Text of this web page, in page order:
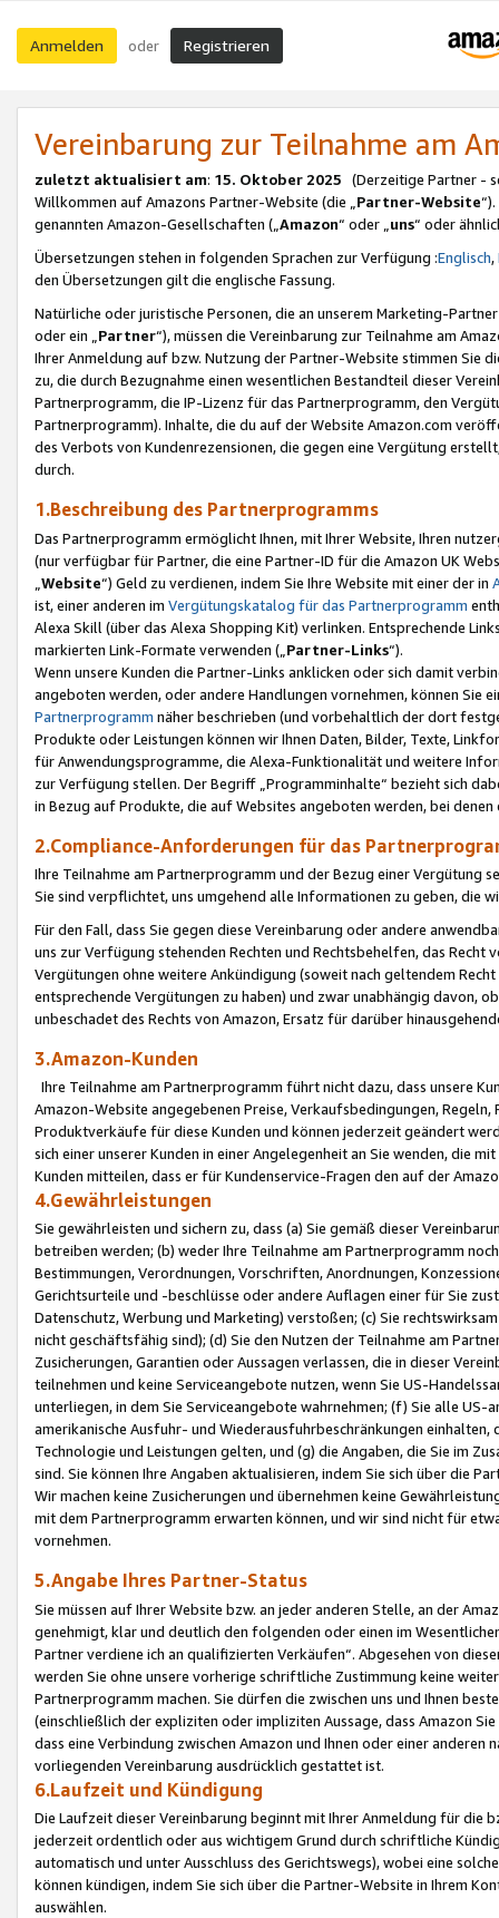
Anmelden oder Registrieren
Vereinbarung zur Teilnahme am
zuletzt aktualisiert am: 15. Oktober 2025 (Derzeitige Partner -
Willkommen auf Amazons Partner-Website (die „Partner-Website
genannten Amazon-Gesellschaften („Amazon“ oder „uns“ oder
Übersetzungen stehen in folgenden Sprachen zur Verfügung :Englisch,
den Übersetzungen gilt die englische Fassung.
Natürliche oder juristische Personen, die an unserem Marketing-
oder ein „Partner“), müssen die Vereinbarung zur Teilnahme am
Ihrer Anmeldung auf bzw. Nutzung der Partner-Website stimmen Sie
zu, die durch Bezugnahme einen wesentlichen Bestandteil dieser
Partnerprogramm, die IP-Lizenz für das Partnerprogramm, den
Partnerprogramm). Inhalte, die du auf der Website Amazon.com
des Verbots von Kundenrezensionen, die gegen eine Vergütung
durch.
1.Beschreibung des Partnerprogramms
Das Partnerprogramm ermöglicht Ihnen, mit Ihrer Website, Ihren
(nur verfügbar für Partner, die eine Partner-ID für die Amazon UK
Website“) Geld zu verdienen, indem Sie Ihre Website mit einer der in
ist, einer anderen im Vergütungskatalog für das Partnerprogramm
Alexa Skill (über das Alexa Shopping Kit) verlinken. Entsprechende
markierten Link-Formate verwenden („ Partner-Links“).
Wenn unsere Kunden die Partner-Links anklicken oder sich damit
angeboten werden, oder andere Handlungen vornehmen, können Sie
Partnerprogramm näher beschrieben (und vorbehaltlich der dort
Produkte oder Leistungen können wir Ihnen Daten, Bilder, Texte,
für Anwendungsprogramme, die Alexa-Funktionalität und weitere
zur Verfügung stellen. Der Begriff „Programminhalte“ bezieht sich
in Bezug auf Produkte, die auf Websites angeboten werden, bei
2.Compliance-Anforderungen für das
Ihre Teilnahme am Partnerprogramm und der Bezug einer Vergütung
Sie sind verpflichtet, uns umgehend alle Informationen zu geben, die
Für den Fall, dass Sie gegen diese Vereinbarung oder andere
uns zur Verfügung stehenden Rechten und Rechtsbehelfen, das
Vergütungen ohne weitere Ankündigung (soweit nach geltendem
entsprechende Vergütungen zu haben) und zwar unabhängig davon,
unbeschadet des Rechts von Amazon, Ersatz für darüber
3.Amazon-Kunden
Ihre Teilnahme am Partnerprogramm führt nicht dazu, dass unsere
Amazon-Website angegebenen Preise, Verkaufsbedingungen,
Produktverkäufe für diese Kunden und können jederzeit geändert
sich einer unserer Kunden in einer Angelegenheit an Sie wenden, die
Kunden mitteilen, dass er für Kundenservice-Fragen den auf der
4.Gewährleistungen
Sie gewährleisten und sichern zu, dass (a) Sie gemäß dieser
betreiben werden; (b) weder Ihre Teilnahme am Partnerprogramm
Bestimmungen, Verordnungen, Vorschriften, Anordnungen,
Gerichtsurteile und -beschlüsse oder andere Auflagen einer für Sie
Datenschutz, Werbung und Marketing) verstoßen; (c) Sie
nicht geschäftsfähig sind); (d) Sie den Nutzen der Teilnahme am
Zusicherungen, Garantien oder Aussagen verlassen, die in dieser
teilnehmen und keine Serviceangebote nutzen, wenn Sie US-
unterliegen, in dem Sie Serviceangebote wahrnehmen; (f) Sie alle
amerikanische Ausfuhr- und Wiederausfuhrbeschränkungen
Technologie und Leistungen gelten, und (g) die Angaben, die Sie im
sind. Sie können Ihre Angaben aktualisieren, indem Sie sich über die
Wir machen keine Zusicherungen und übernehmen keine
mit dem Partnerprogramm erwarten können, und wir sind nicht für
vornehmen.
5.Angabe Ihres Partner-Status
Sie müssen auf Ihrer Website bzw. an jeder anderen Stelle, an der
genehmigt, klar und deutlich den folgenden oder einen im
Partner verdiene ich an qualifizierten Verkäufen“. Abgesehen von
werden Sie ohne unsere vorherige schriftliche Zustimmung keine
Partnerprogramm machen. Sie dürfen die zwischen uns und Ihnen
(einschließlich der expliziten oder impliziten Aussage, dass Amazon
dass eine Verbindung zwischen Amazon und Ihnen oder einer
vorliegenden Vereinbarung ausdrücklich gestattet ist.
6.Laufzeit und Kündigung
Die Laufzeit dieser Vereinbarung beginnt mit Ihrer Anmeldung für die
jederzeit ordentlich oder aus wichtigem Grund durch schriftliche
automatisch und unter Ausschluss des Gerichtswegs), wobei eine
können kündigen, indem Sie sich über die Partner-Website in Ihrem
auswählen.